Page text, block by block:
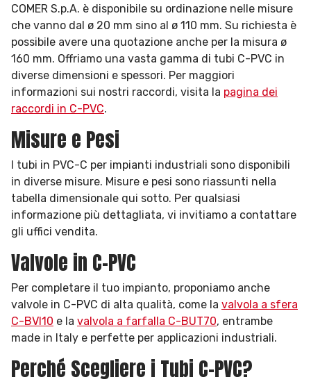
COMER S.p.A. è disponibile su ordinazione nelle misure
che vanno dal ø 20 mm sino al ø 110 mm. Su richiesta è
possibile avere una quotazione anche per la misura ø
160 mm. Offriamo una vasta gamma di tubi C-PVC in
diverse dimensioni e spessori. Per maggiori
informazioni sui nostri raccordi, visita la pagina dei
raccordi in C-PVC.
Misure e Pesi
I tubi in PVC-C per impianti industriali sono disponibili
in diverse misure. Misure e pesi sono riassunti nella
tabella dimensionale qui sotto. Per qualsiasi
informazione più dettagliata, vi invitiamo a contattare
gli uffici vendita.
Valvole in C-PVC
Per completare il tuo impianto, proponiamo anche
valvole in C-PVC di alta qualità, come la valvola a sfera
C-BVI10 e la valvola a farfalla C-BUT70, entrambe
made in Italy e perfette per applicazioni industriali.
Perché Scegliere i Tubi C-PVC?